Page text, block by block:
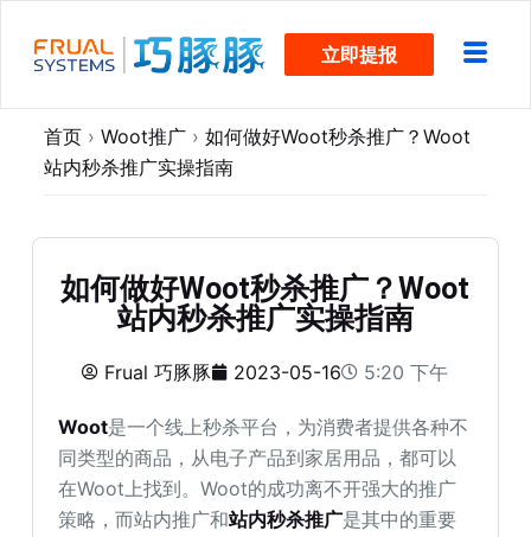
过
立即提报
首页 › Woot推广 › 如何做好Woot秒杀推广？Woot
站内秒杀推广实操指南
如何做好Woot秒杀推广？Woot
站内秒杀推广实操指南
Frual 巧豚豚 2023-05-16 5:20 下午
Woot是一个线上秒杀平台，为消费者提供各种不
同类型的商品，从电子产品到家居用品，都可以
在Woot上找到。Woot的成功离不开强大的推广
策略，而站内推广和站内秒杀推广是其中的重要